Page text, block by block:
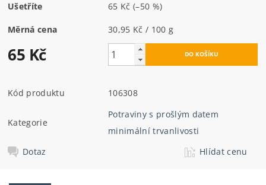
Ušetříte 65 Kč(–50 %)
Měrná cena 30,95 Kč / 100 g
65 Kč
Kód produktu 106308
Kategorie
Potraviny s prošlým datem
minimální trvanlivosti
Dotaz
Hlídat cenu